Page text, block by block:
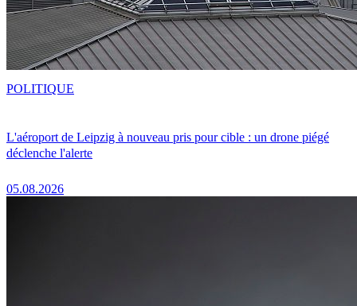
L'aéroport de Leipzig à nouveau pris pour cible : un drone piégé
déclenche l'alerte
05.08.2026
POLITIQUE